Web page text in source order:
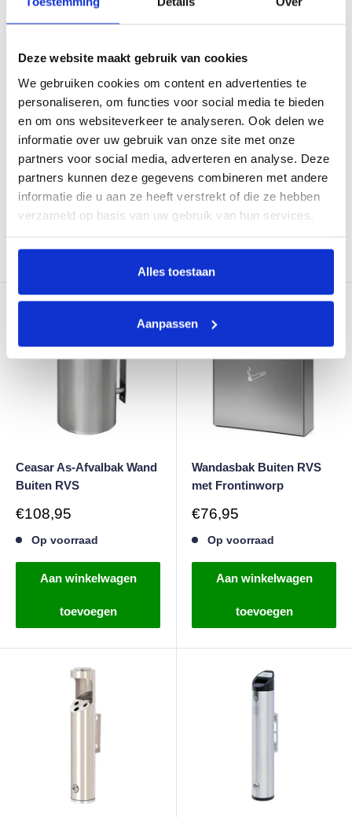
Deze website maakt gebruik van cookies
We gebruiken cookies om content en advertenties te
personaliseren, om functies voor social media te bieden
en om ons websiteverkeer te analyseren. Ook delen we
informatie over uw gebruik van onze site met onze
partners voor social media, adverteren en analyse. Deze
partners kunnen deze gegevens combineren met andere
informatie die u aan ze heeft verstrekt of die ze hebben
verzameld op basis van uw gebruik van hun services.
Alles toestaan
Aanpassen
Wandasbak Met Deksel
Buiten
Zwart
Verkoopprijs
Van€44,95
Wandasbak Mini RVS met
Frontinworp Buiten
Uitverkocht
Ceasar As-Afvalbak Wand
Buiten RVS
Verkoopprijs
€108,95
Op voorraad
Aan winkelwagen
toevoegen
Wandasbak Buiten RVS
met Frontinworp
Verkoopprijs
€76,95
Op voorraad
Aan winkelwagen
toevoegen